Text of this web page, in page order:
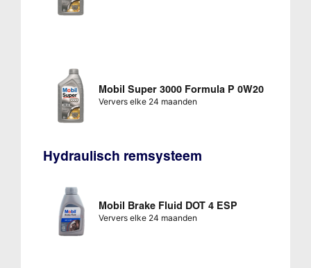
Mobil Super 3000 Formula P 0W20
Ververs elke 24 maanden
Hydraulisch remsysteem
Mobil Brake Fluid DOT 4 ESP
Ververs elke 24 maanden